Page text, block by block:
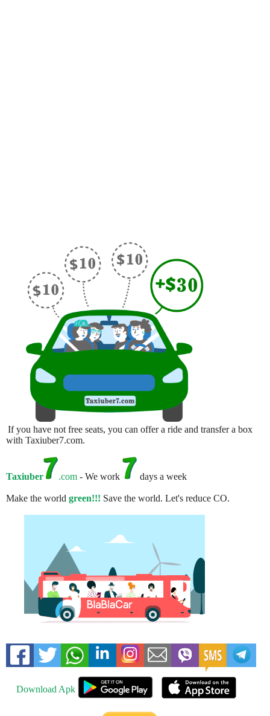
If you have not free seats, you can offer a ride and transfer a box
with Taxiuber7.com.
Taxiuber .com - We work days a week
Make the world green!!! Save the world. Let's reduce CO.
Download Apk